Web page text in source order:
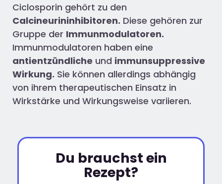
Ciclosporin gehört zu den
Calcineurininhibitoren. Diese gehören zur
Gruppe der Immunmodulatoren.
Immunmodulatoren haben eine
antientzündliche und immunsuppressive
Wirkung. Sie können allerdings abhängig
von ihrem therapeutischen Einsatz in
Wirkstärke und Wirkungsweise variieren.
Du brauchst ein
Rezept?